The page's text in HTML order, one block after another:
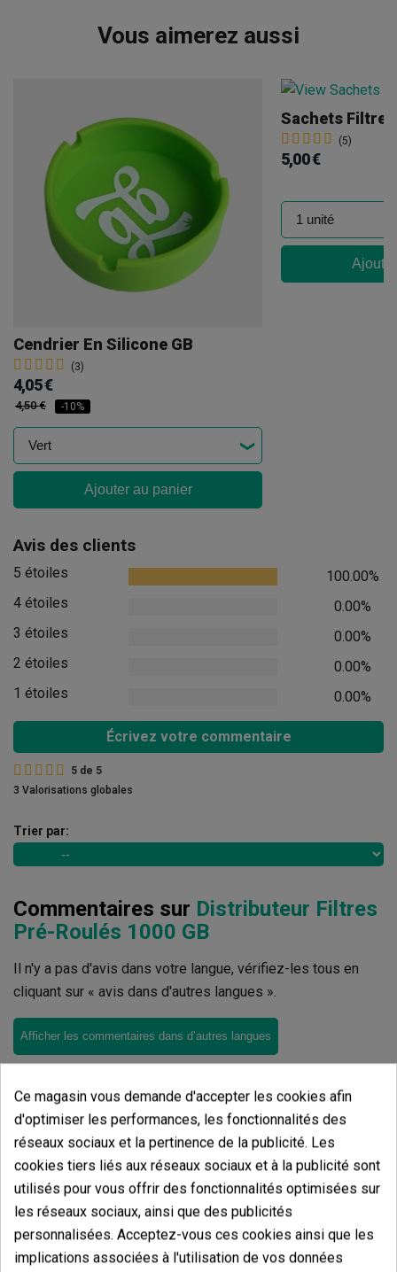
Vous aimerez aussi
Cendrier En Silicone GB
(3)
4,05 €
4,50 € -10%
Ajouter au panier
Sachets
(5)
5,00 €
Avis des clients
5 étoiles
100.00%
4 étoiles
0.00%
3 étoiles
0.00%
2 étoiles
0.00%
1 étoiles
0.00%
Écrivez votre commentaire
5 de 5
3 Valorisations globales
Trier par:
Commentaires sur Distributeur Filtres
Pré-Roulés 1000 GB
Il n'y a pas d'avis dans votre langue, vérifiez-les tous en
cliquant sur « avis dans d'autres langues ».
Afficher les commentaires dans d’autres langues
Produits de même catégorie
Distributeur Filtres Pré-Roulés
1000 GB
Ce magasin vous demande d'accepter les cookies afin
d'optimiser les performances, les fonctionnalités des
réseaux sociaux et la pertinence de la publicité. Les
cookies tiers liés aux réseaux sociaux et à la publicité sont
utilisés pour vous offrir des fonctionnalités optimisées sur
les réseaux sociaux, ainsi que des publicités
personnalisées. Acceptez-vous ces cookies ainsi que les
implications associées à l'utilisation de vos données